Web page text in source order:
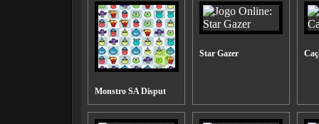
Monstro SA Disput
Star Gazer